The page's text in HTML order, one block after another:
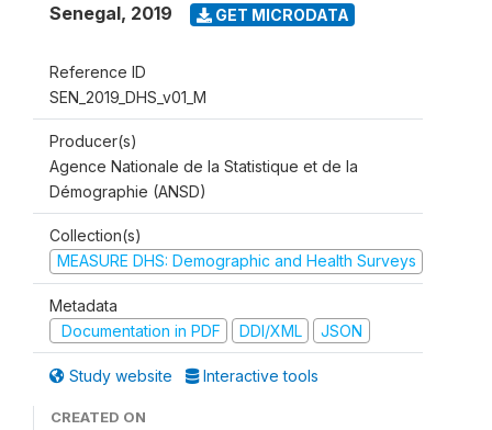
Senegal, 2019 GET MICRODATA
Reference ID
SEN_2019_DHS_v01_M
Producer(s)
Agence Nationale de la Statistique et de la
Démographie (ANSD)
Collection(s)
MEASURE DHS: Demographic and Health Surveys
Metadata
Documentation in PDF
DDI/XML JSON
Study website Interactive tools
CREATED ON